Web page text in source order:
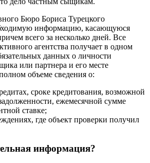
Бюро Бориса Турецкого
информацию, касающуюся
всего за несколько дней. Все
агентства получает в одном
данных о личности
или партнера и его месте
объеме сведения о:
сроке кредитования, возможной
ежемесячной сумме
ставке;
где объект проверки получил
информация?